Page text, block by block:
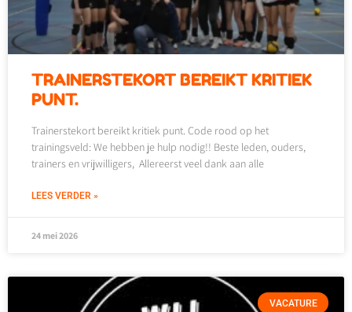
TRAINERSTEKORT BEREIKT KRITIEK
PUNT.
Trainerstekort bereikt kritiek punt. Code rood op het
trainingsveld: We hebben je hulp nodig!! Beste leden, ouders,
trainers en vrijwilligers, Allereerst veel dank aan alle
LEES VERDER »
24 mei 2026
VACATURE